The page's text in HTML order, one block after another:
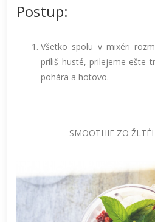
Postup:
Všetko spolu v mixéri
príliš husté, prilejeme ešte
pohára a hotovo.
SMOOTHIE ZO